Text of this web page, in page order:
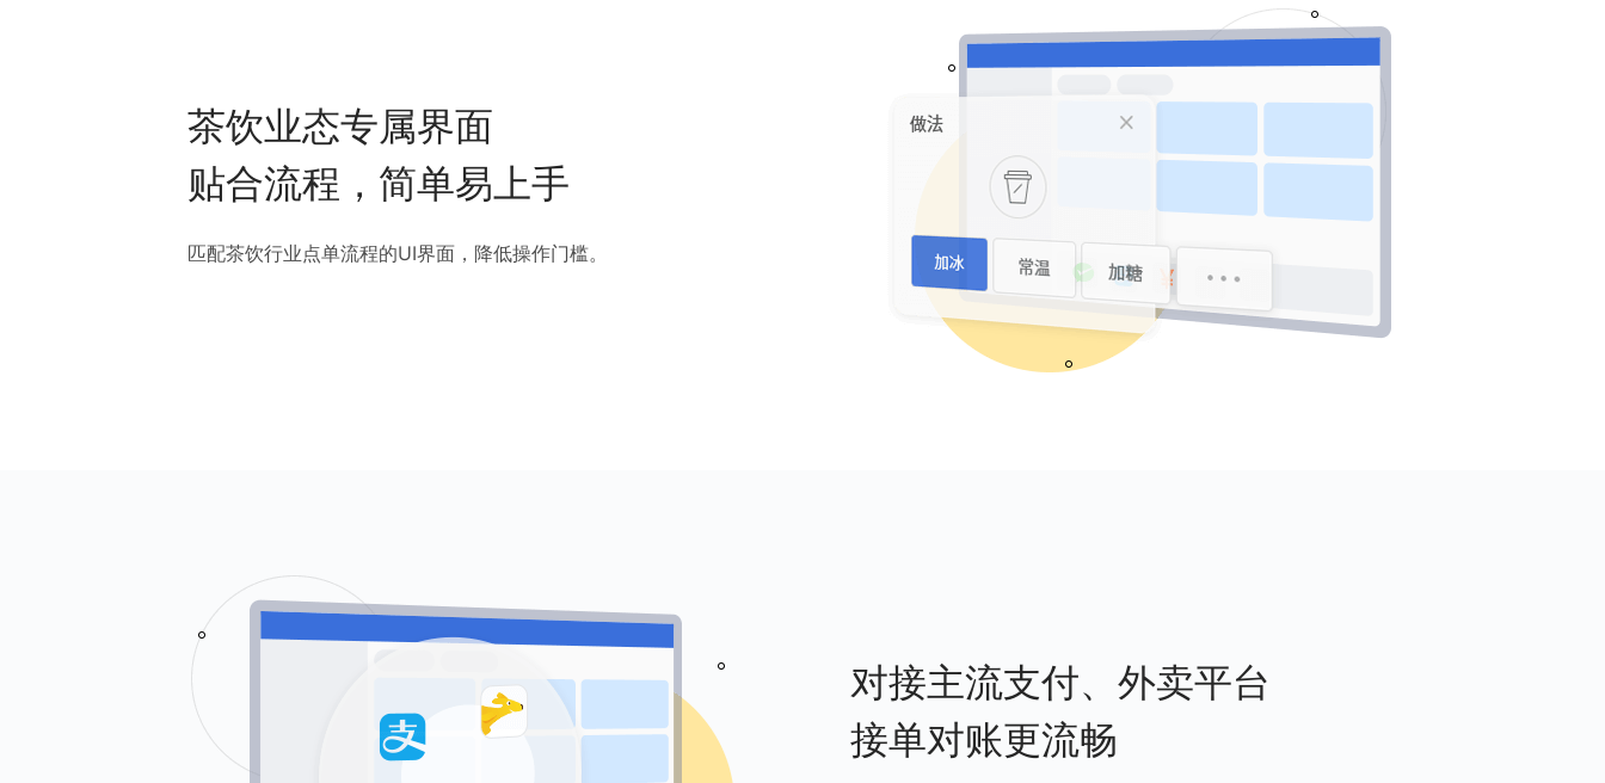
茶饮业态专属界面
贴合流程，简单易上手
匹配茶饮行业点单流程的UI界面，降低操作门槛。
对接主流支付、外卖平台
接单对账更流畅